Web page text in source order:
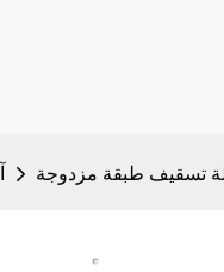
تسقيف طبقة مزدوجة